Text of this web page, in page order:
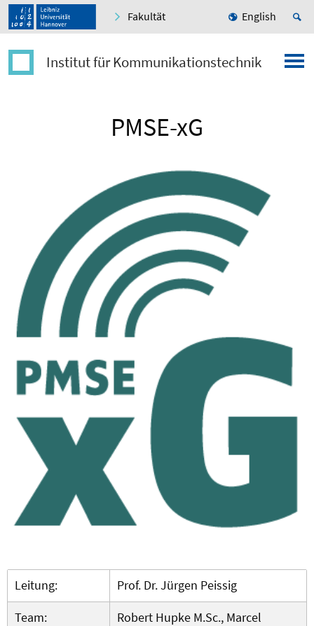
Fakultät English
Institut für Kommunikationstechnik
PMSE-xG
Leitung:
Prof. Dr. Jürgen Peissig
Team:
Robert Hupke M.Sc., Marcel